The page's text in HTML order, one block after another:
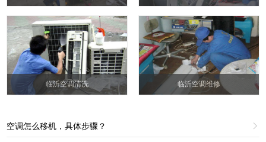
临沂空调清洗 临沂空调维修
空调怎么移机，具体步骤？ 